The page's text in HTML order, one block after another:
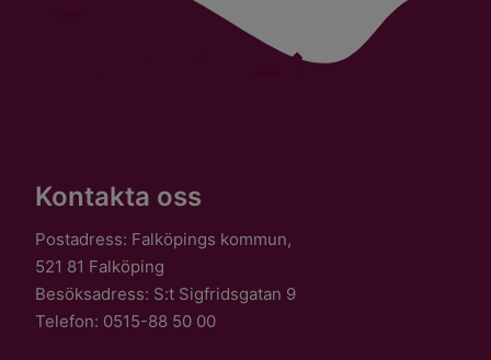
Kontakta oss
Postadress: Falköpings kommun,
521 81 Falköping
Besöksadress: S:t Sigfridsgatan 9
Telefon: 0515-88 50 00